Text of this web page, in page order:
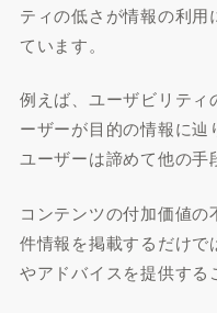
ティの低さが情報の利
ています。
例えば、ユーザビリテ
ーザーが目的の情報に辿
ユーザーは諦めて他の手
コンテンツの付加価値
件情報を掲載するだけ
やアドバイスを提供する